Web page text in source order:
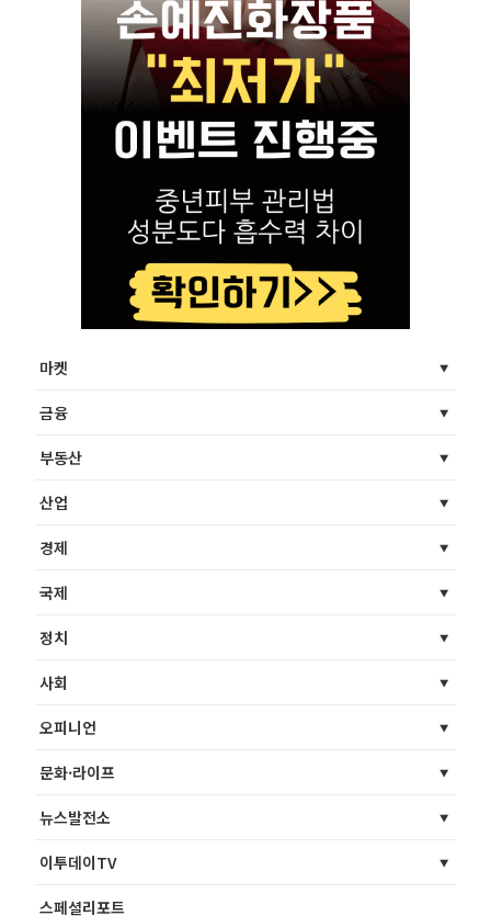
마켓
금융
부동산
산업
경제
국제
정치
사회
오피니언
문화·라이프
뉴스발전소
이투데이TV
스페셜리포트